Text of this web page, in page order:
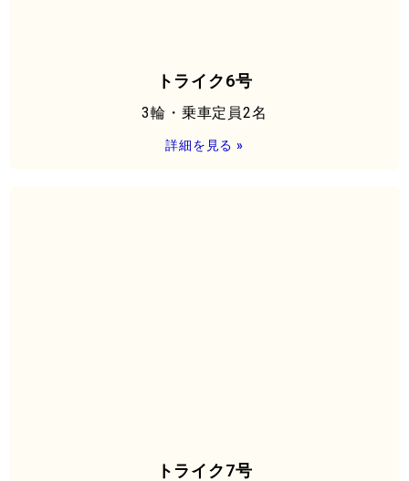
トライク6号
3輪・乗車定員2名
詳細を見る »
トライク7号